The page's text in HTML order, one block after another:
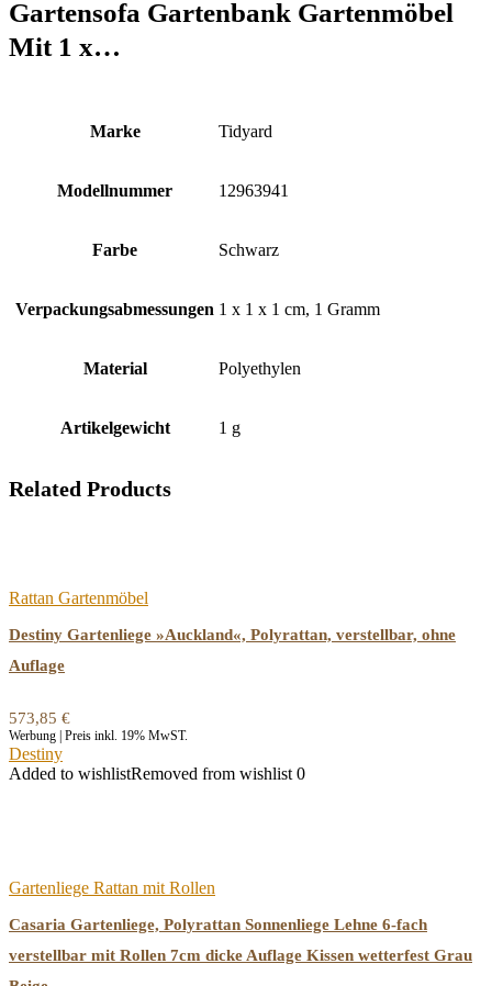
Gartensofa Gartenbank Gartenmöbel
Mit 1 x…
Marke ‎Tidyard
Modellnummer ‎12963941
Farbe ‎Schwarz
Verpackungsabmessungen ‎1 x 1 x 1 cm, 1 Gramm
Material ‎Polyethylen
Artikelgewicht ‎1 g
Related Products
Rattan Gartenmöbel
Destiny Gartenliege »Auckland«, Polyrattan, verstellbar, ohne
Auflage
573,85 €
Werbung | Preis inkl. 19% MwST.
Destiny
Added to wishlistRemoved from wishlist 0
Gartenliege Rattan mit Rollen
Casaria Gartenliege, Polyrattan Sonnenliege Lehne 6-fach
verstellbar mit Rollen 7cm dicke Auflage Kissen wetterfest Grau